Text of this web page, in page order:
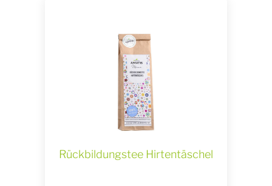
Rückbildungstee Hirtentäschel